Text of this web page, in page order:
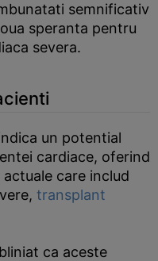
semnificativ
speranta pentru
severa.
un potential
cardiace, oferind
care includ
transplant
ca aceste